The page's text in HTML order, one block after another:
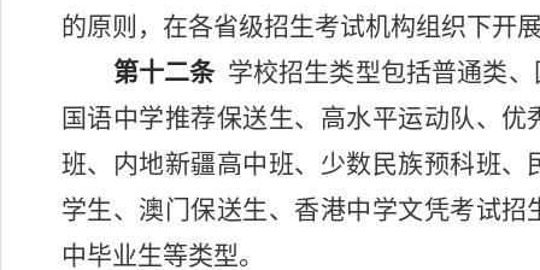
的原则，在各省级招生考试机构组织下开
第十二条 学校招生类型包括普通类
国语中学推荐保送生、高水平运动队、
班、内地新疆高中班、少数民族预科班
学生、澳门保送生、香港中学文凭考试
中毕业生等类型。